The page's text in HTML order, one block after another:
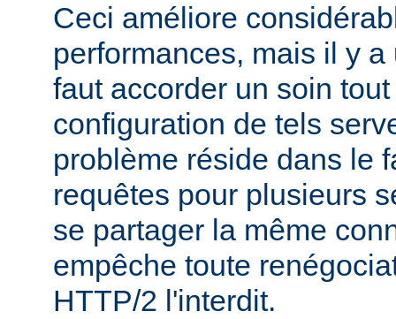
Ceci améliore
performances, mais il y
faut accorder un soin
configuration de tels
problème réside dans le
requêtes pour plusieurs
se partager la même
empêche toute
HTTP/2 l'interdit.